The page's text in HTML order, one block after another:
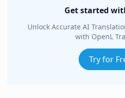
Get started
Unlock Accurate AI
with OpenL
Try for